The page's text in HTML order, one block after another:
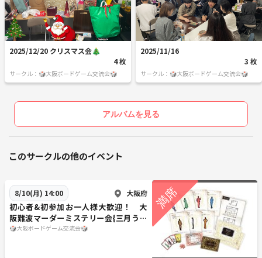
2025/12/20 クリスマス会🎄
4 枚
サークル：🎲大阪ボードゲーム交流会🎲
2025/11/16
3 枚
サークル：🎲大阪ボードゲーム交流会🎲
アルバムを見る
このサークルの他のイベント
8/10(月) 14:00 大阪府
初心者&初参加お一人様大歓迎！ 大
阪難波マーダーミステリー会{三月うさ
ぎの鬼探し}
🎲大阪ボードゲーム交流会🎲